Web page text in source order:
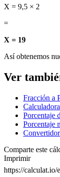
X = 9,5 × 2
=
X = 19
Así obtenemos
Ver
Fracción a
Porcentaje
Porcentaje
Comparte este
Imprimir
https://calculat.io/